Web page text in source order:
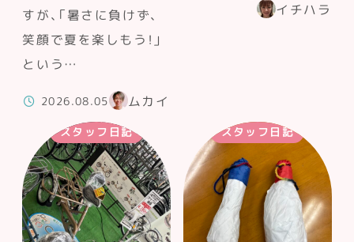
すが、「暑さに負けず、
笑顔で夏を楽しもう！」
という…
2026.08.05 ムカイ
イチハラ
スタッフ日記 スタッフ日記